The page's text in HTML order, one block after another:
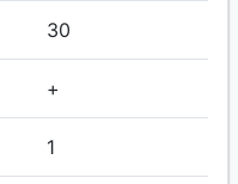
30
+
1